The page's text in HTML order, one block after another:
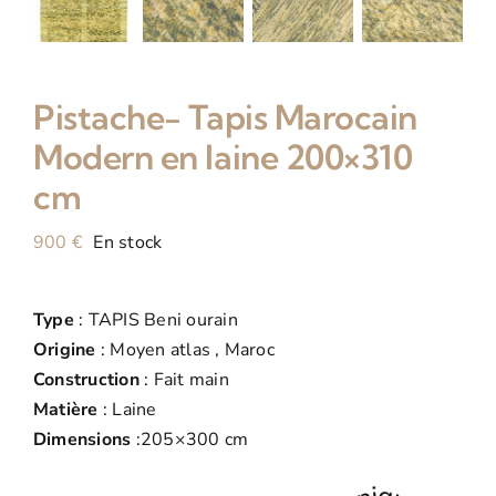
Pistache- Tapis Marocain
Modern en laine 200×310
cm
900 € En stock
Type : TAPIS Beni ourain
Origine : Moyen atlas , Maroc
Construction : Fait main
Matière : Laine
Dimensions :205×300 cm